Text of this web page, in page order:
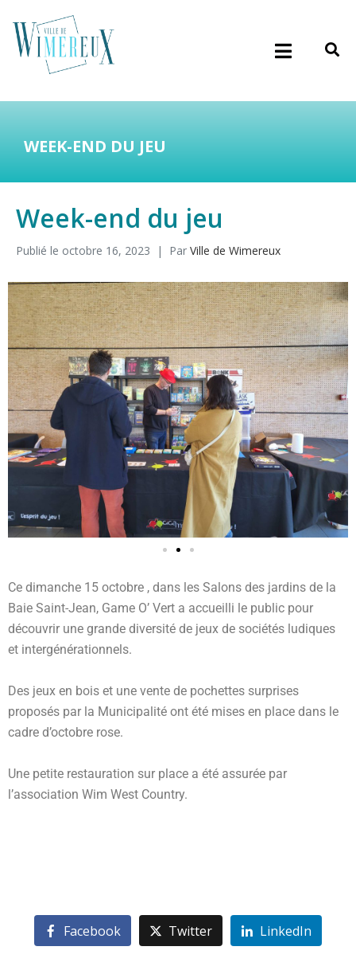
WEEK-END DU JEU
Week-end du jeu
Publié le octobre 16, 2023 Par Ville de Wimereux
Ce dimanche 15 octobre , dans les Salons des jardins de la
Baie Saint-Jean, Game O’ Vert a accueilli le public pour
découvrir une grande diversité de jeux de sociétés ludiques
et intergénérationnels.
Des jeux en bois et une vente de pochettes surprises
proposés par la Municipalité ont été mises en place dans le
cadre d’octobre rose.
Une petite restauration sur place a été assurée par
l’association Wim West Country.
Facebook Twitter LinkedIn